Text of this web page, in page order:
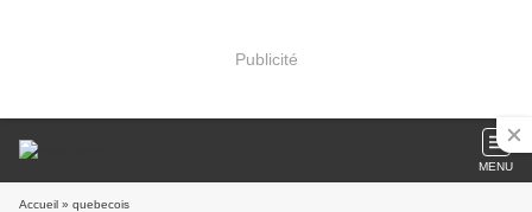
Publicité
MENU
Accueil » quebecois